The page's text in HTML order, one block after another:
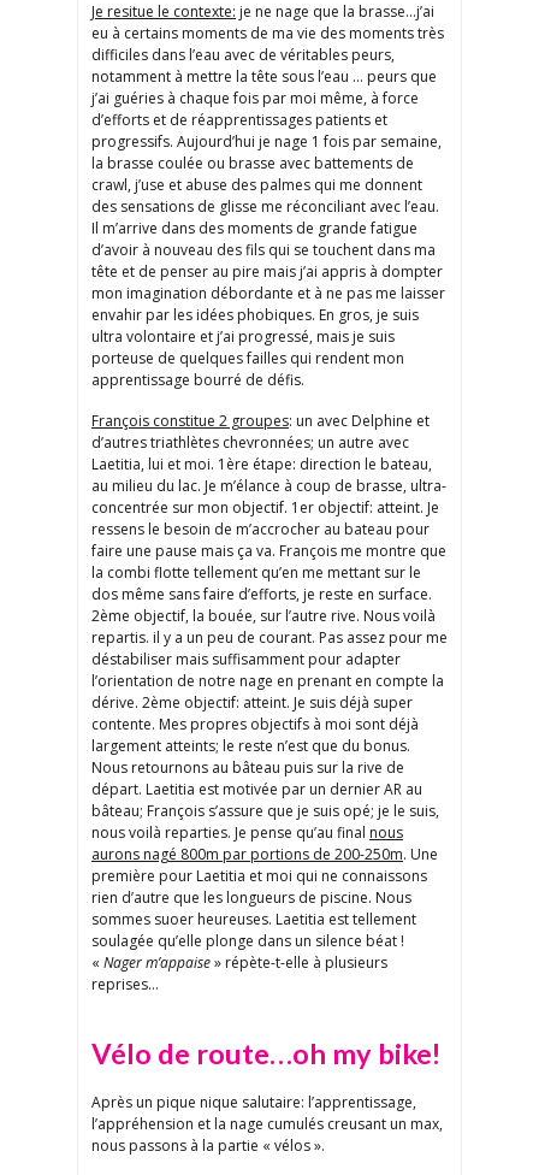
Je resitue le contexte: je ne nage que la brasse…j’ai
eu à certains moments de ma vie des moments très
difficiles dans l’eau avec de véritables peurs,
notamment à mettre la tête sous l’eau … peurs que
j’ai guéries à chaque fois par moi même, à force
d’efforts et de réapprentissages patients et
progressifs. Aujourd’hui je nage 1 fois par semaine,
la brasse coulée ou brasse avec battements de
crawl, j’use et abuse des palmes qui me donnent
des sensations de glisse me réconciliant avec l’eau.
Il m’arrive dans des moments de grande fatigue
d’avoir à nouveau des fils qui se touchent dans ma
tête et de penser au pire mais j’ai appris à dompter
mon imagination débordante et à ne pas me laisser
envahir par les idées phobiques. En gros, je suis
ultra volontaire et j’ai progressé, mais je suis
porteuse de quelques failles qui rendent mon
apprentissage bourré de défis.
François constitue 2 groupes: un avec Delphine et
d’autres triathlètes chevronnées; un autre avec
Laetitia, lui et moi. 1ère étape: direction le bateau,
au milieu du lac. Je m’élance à coup de brasse, ultra-
concentrée sur mon objectif. 1er objectif: atteint. Je
ressens le besoin de m’accrocher au bateau pour
faire une pause mais ça va. François me montre que
la combi flotte tellement qu’en me mettant sur le
dos même sans faire d’efforts, je reste en surface.
2ème objectif, la bouée, sur l’autre rive. Nous voilà
repartis. il y a un peu de courant. Pas assez pour me
déstabiliser mais suffisamment pour adapter
l’orientation de notre nage en prenant en compte la
dérive. 2ème objectif: atteint. Je suis déjà super
contente. Mes propres objectifs à moi sont déjà
largement atteints; le reste n’est que du bonus.
Nous retournons au bâteau puis sur la rive de
départ. Laetitia est motivée par un dernier AR au
bâteau; François s’assure que je suis opé; je le suis,
nous voilà reparties. Je pense qu’au final nous
aurons nagé 800m par portions de 200-250m. Une
première pour Laetitia et moi qui ne connaissons
rien d’autre que les longueurs de piscine. Nous
sommes suoer heureuses. Laetitia est tellement
soulagée qu’elle plonge dans un silence béat !
« Nager m’appaise» répète-t-elle à plusieurs
reprises…
Vélo de route…oh my bike!
Après un pique nique salutaire: l’apprentissage,
l’appréhension et la nage cumulés creusant un max,
nous passons à la partie « vélos ».